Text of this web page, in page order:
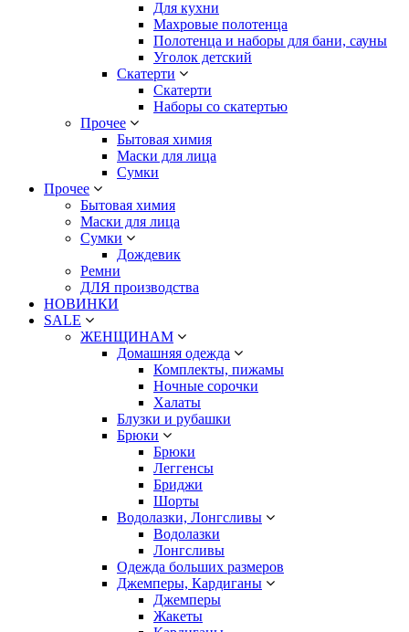
Для кухни
Махровые полотенца
Полотенца и наборы для бани, сауны
Уголок детский
Скатерти
Скатерти
Наборы со скатертью
Прочее
Бытовая химия
Маски для лица
Сумки
Прочее
Бытовая химия
Маски для лица
Сумки
Дождевик
Ремни
ДЛЯ производства
НОВИНКИ
SALE
ЖЕНЩИНАМ
Домашняя одежда
Комплекты, пижамы
Ночные сорочки
Халаты
Блузки и рубашки
Брюки
Брюки
Леггенсы
Бриджи
Шорты
Водолазки, Лонгсливы
Водолазки
Лонгсливы
Одежда больших размеров
Джемперы, Кардиганы
Джемперы
Жакеты